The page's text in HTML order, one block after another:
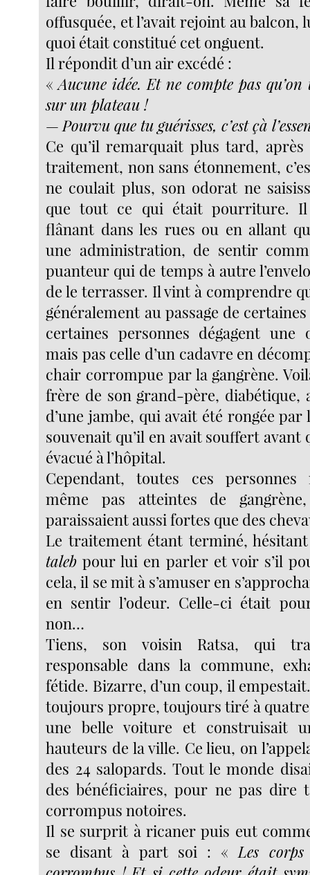
offusquée, et l’avait rejoint au balcon,
quoi était constitué cet onguent.
Il répondit d’un air excédé :
«Aucune idée. Et ne compte pas qu’on
sur un plateau !
— Pourvu que tu guérisses, c’est çà
Ce qu’il remarquait plus tard, après
traitement, non sans étonnement,
ne coulait plus, son odorat ne
que tout ce qui était pourriture.
flânant dans les rues ou en allant
une administration, de sentir
puanteur qui de temps à autre
de le terrasser. Il vint à comprendre
généralement au passage de
certaines personnes dégagent une
mais pas celle d’un cadavre en
chair corrompue par la gangrène.
frère de son grand-père, diabétique,
d’une jambe, qui avait été rongée par
souvenait qu’il en avait souffert avant
évacué à l’hôpital.
Cependant, toutes ces personnes
même pas atteintes de
paraissaient aussi fortes que des
Le traitement étant terminé,
taleb pour lui en parler et voir s’il
cela, il se mit à s’amuser en
en sentir l’odeur. Celle-ci était
non…
Tiens, son voisin Ratsa, qui
responsable dans la commune,
fétide. Bizarre, d’un coup, il
toujours propre, toujours tiré à
une belle voiture et construisait
hauteurs de la ville. Ce lieu, on
des 24 salopards. Tout le monde
des bénéficiaires, pour ne pas dire
corrompus notoires.
Il se surprit à ricaner puis eut
se disant à part soi : « Les